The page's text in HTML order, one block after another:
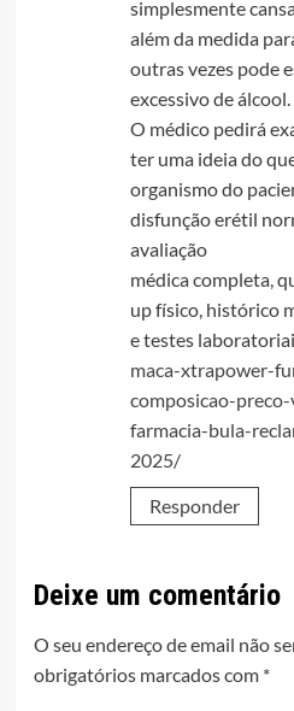
simplesmente
além da medida
outras vezes pode
excessivo de álcool.
O médico pedirá
ter uma ideia do
organismo do
disfunção erétil
avaliação
médica completa,
up físico, histórico
e testes
maca-xtrapower-
composicao-
farmacia-bula-
2025/
Responder
Deixe um comentário
O seu endereço de email não
obrigatórios marcados com *